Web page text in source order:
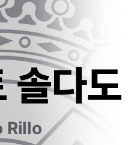
부르면 안살수도있다고 봅니다
블+바르샤 트레블에 일조하면 스페인+바르샤 레전드로 남을 수 있기에 로드리가 바르샤 안갈 이유가 없어보여요.
솔다도
Rillo